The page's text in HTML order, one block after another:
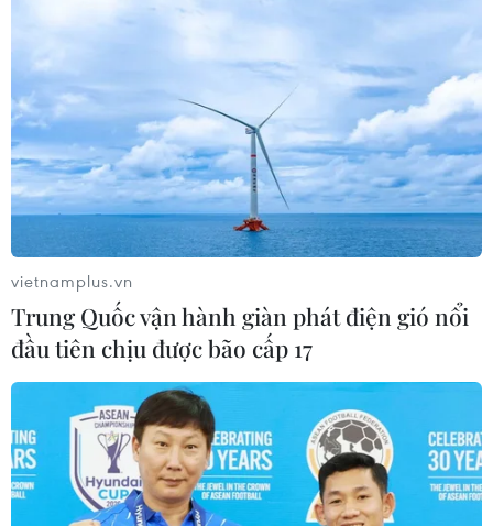
vietnamplus.vn
Trung Quốc vận hành giàn phát điện gió nổi
đầu tiên chịu được bão cấp 17